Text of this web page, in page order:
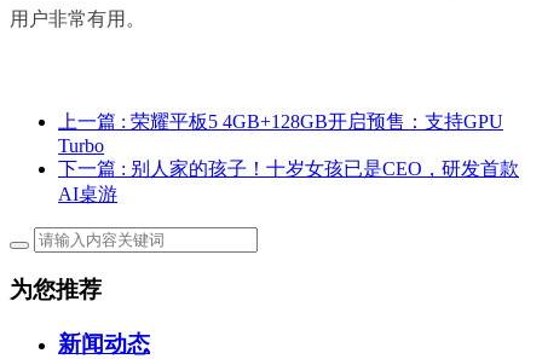
用户非常有用。
上一篇 : 荣耀平板5 4GB+128GB开启预售：支持GPU
Turbo
下一篇 : 别人家的孩子！十岁女孩已是CEO，研发首款
AI桌游
为您推荐
新闻动态